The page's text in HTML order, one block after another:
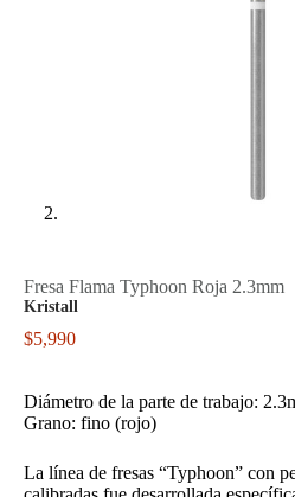
Fresa Flama Typhoon Roja 2.3mm
Kristall
$5,990
Diámetro de la parte de trabajo:
Grano: fino (rojo)
La línea de fresas “Typhoon” con